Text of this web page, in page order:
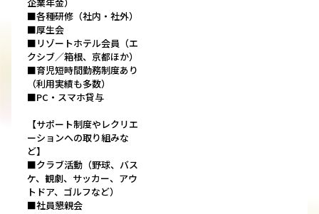
企業年金）
■各種研修（社内・社外）
■厚生会
■リゾートホテル会員（エ
クシブ／箱根、京都ほか）
■育児短時間勤務制度あり
（利用実績も多数）
■PC・スマホ貸与
【サポート制度やレクリエ
ーションへの取り組みな
ど】
■クラブ活動（野球、バス
ケ、観劇、サッカー、アウ
トドア、ゴルフなど）
■社員懇親会